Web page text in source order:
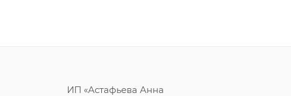
ИП «Астафьева Анна